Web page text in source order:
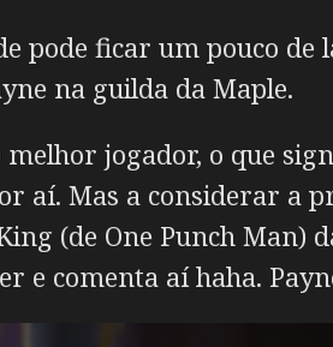
pode ficar um pouco
na guilda da Maple.
melhor jogador, o que
aí. Mas a considerar a
(de One Punch Man)
e comenta aí haha.